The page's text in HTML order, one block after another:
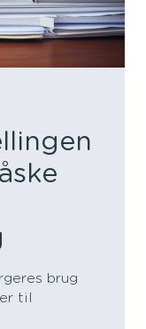
brug
til